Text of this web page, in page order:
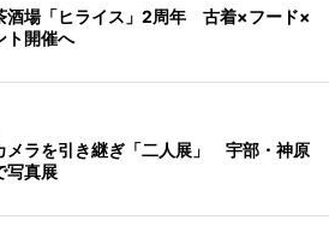
酒場「ヒライス」2周年 古着×フード×
ト開催へ
メラを引き継ぎ「二人展」 宇部・神原
写真展